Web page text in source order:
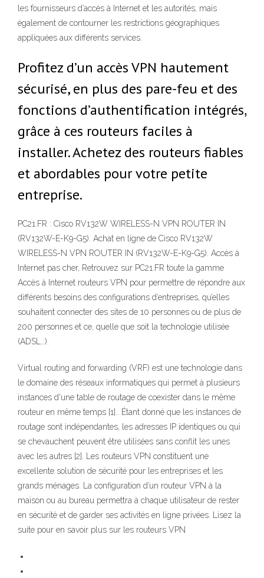
les fournisseurs d’accès à Internet et les autorités, mais
également de contourner les restrictions géographiques
appliquées aux différents services.
Profitez d’un accès VPN hautement
sécurisé, en plus des pare-feu et des
fonctions d’authentification intégrés,
grâce à ces routeurs faciles à
installer. Achetez des routeurs fiables
et abordables pour votre petite
entreprise.
PC21.FR : Cisco RV132W WIRELESS-N VPN ROUTER IN
(RV132W-E-K9-G5). Achat en ligne de Cisco RV132W
WIRELESS-N VPN ROUTER IN (RV132W-E-K9-G5). Accès à
Internet pas cher, Retrouvez sur PC21.FR toute la gamme
Accès à Internet routeurs VPN pour permettre de répondre aux
différents besoins des configurations d’entreprises, qu’elles
souhaitent connecter des sites de 10 personnes ou de plus de
200 personnes et ce, quelle que soit la technologie utilisée
(ADSL…).
Virtual routing and forwarding (VRF) est une technologie dans
le domaine des réseaux informatiques qui permet à plusieurs
instances d'une table de routage de coexister dans le même
routeur en même temps [1].. Étant donné que les instances de
routage sont indépendantes, les adresses IP identiques ou qui
se chevauchent peuvent être utilisées sans conflit les unes
avec les autres [2]. Les routeurs VPN constituent une
excellente solution de sécurité pour les entreprises et les
grands ménages. La configuration d’un routeur VPN à la
maison ou au bureau permettra à chaque utilisateur de rester
en sécurité et de garder ses activités en ligne privées. Lisez la
suite pour en savoir plus sur les routeurs VPN